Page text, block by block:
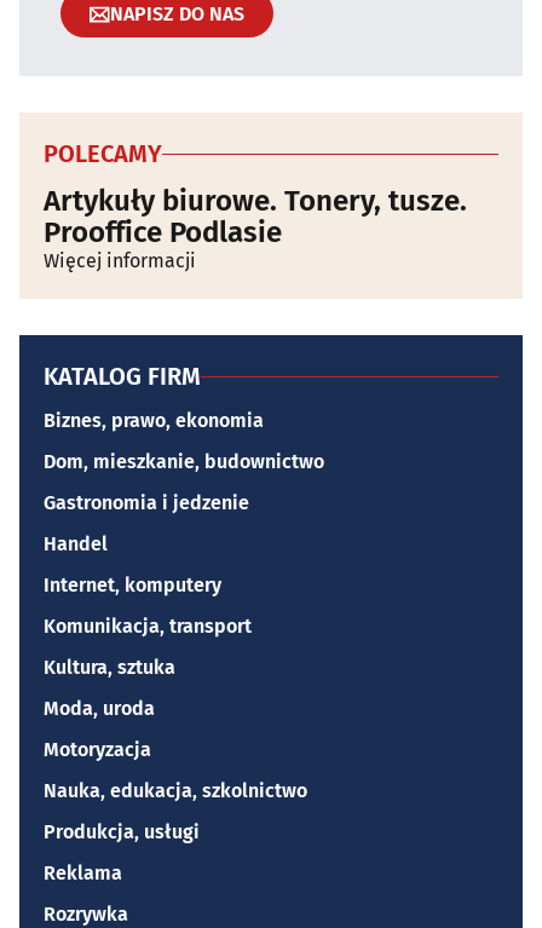
NAPISZ DO NAS
POLECAMY
Artykuły biurowe. Tonery, tusze.
Prooffice Podlasie
Więcej informacji
KATALOG FIRM
Biznes, prawo, ekonomia
Dom, mieszkanie, budownictwo
Gastronomia i jedzenie
Handel
Internet, komputery
Komunikacja, transport
Kultura, sztuka
Moda, uroda
Motoryzacja
Nauka, edukacja, szkolnictwo
Produkcja, usługi
Reklama
Rozrywka